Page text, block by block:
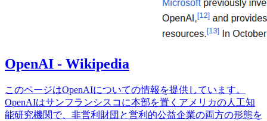
OpenAI - Wikipedia
このページはOpenAIについての情報を提供しています。
OpenAIはサンフランシスコに本部を置くアメリカの人工知
能研究機関で、非営利財団と営利的公益企業の両方の形態を